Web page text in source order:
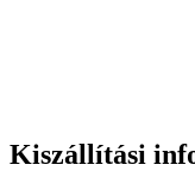
Kiszállítási